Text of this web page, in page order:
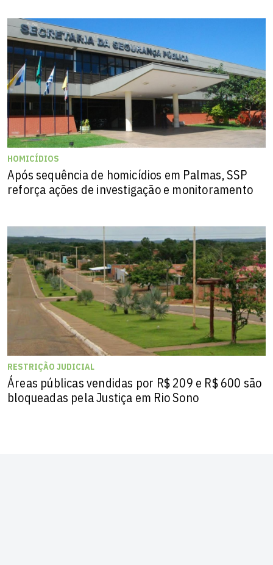
HOMICÍDIOS
Após sequência de homicídios em Palmas, SSP
reforça ações de investigação e monitoramento
RESTRIÇÃO JUDICIAL
Áreas públicas vendidas por R$ 209 e R$ 600 são
bloqueadas pela Justiça em Rio Sono